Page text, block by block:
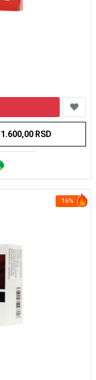
1.600,00 RSD
16%